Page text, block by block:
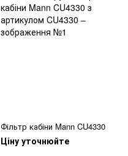
Фільтр кабіни Mann CU4330
Ціну уточнюйте